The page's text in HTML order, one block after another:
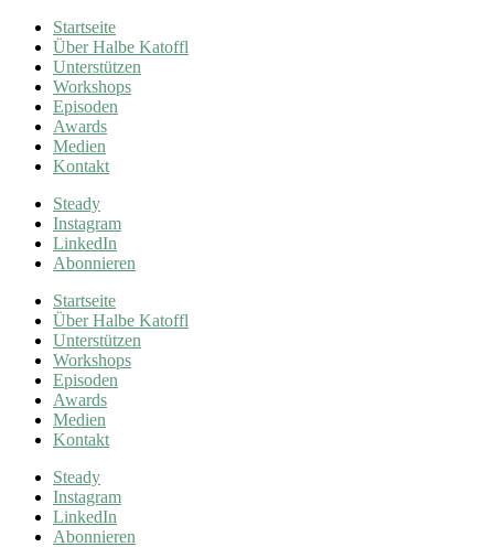
Startseite
Über Halbe Katoffl
Unterstützen
Workshops
Episoden
Awards
Medien
Kontakt
Steady
Instagram
LinkedIn
Abonnieren
Startseite
Über Halbe Katoffl
Unterstützen
Workshops
Episoden
Awards
Medien
Kontakt
Steady
Instagram
LinkedIn
Abonnieren